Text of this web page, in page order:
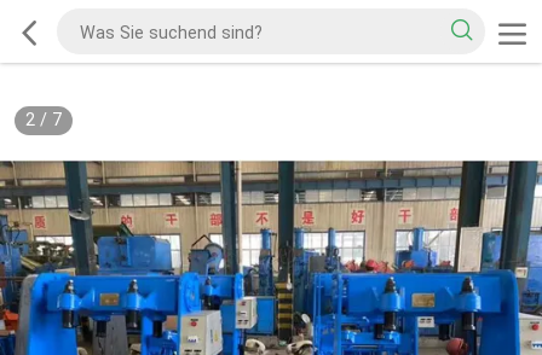
2/ 7